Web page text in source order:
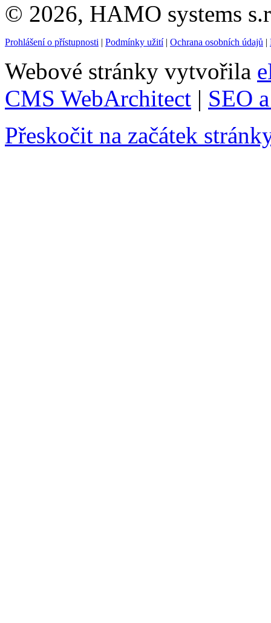
© 2026, HAMO systems
Prohlášení o přístupnosti | Podmínky užití| Ochrana osobních údajů |
Webové stránky vytvořila
CMS WebArchitect | SEO
Přeskočit na začátek